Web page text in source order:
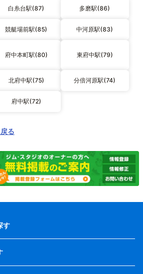
白糸台駅(87) 多磨駅(86)
競艇場前駅(85) 中河原駅(83)
府中本町駅(80) 東府中駅(79)
北府中駅(75) 分倍河原駅(74)
府中駅(72)
る
す